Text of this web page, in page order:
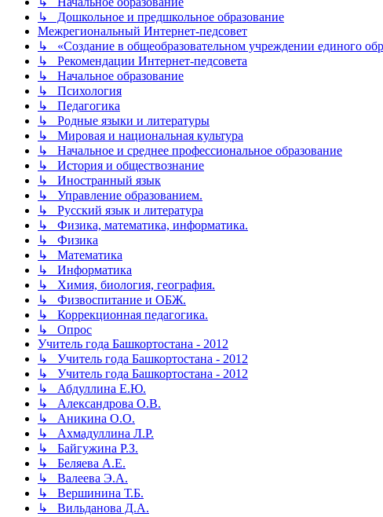
↳ Дошкольное и предшкольное образование
Межрегиональный Интернет-педсовет
↳ «Создание в общеобразовательном учреждении единого
↳ Рекомендации Интернет-педсовета
↳ Начальное образование
↳ Психология
↳ Педагогика
↳ Родные языки и литературы
↳ Мировая и национальная культура
↳ Начальное и среднее профессиональное образование
↳ История и обществознание
↳ Иностранный язык
↳ Управление образованием.
↳ Русский язык и литература
↳ Физика, математика, информатика.
↳ Физика
↳ Математика
↳ Информатика
↳ Химия, биология, география.
↳ Физвоспитание и ОБЖ.
↳ Коррекционная педагогика.
↳ Опрос
Учитель года Башкортостана - 2012
↳ Учитель года Башкортостана - 2012
↳ Учитель года Башкортостана - 2012
↳ Абдуллина Е.Ю.
↳ Александрова О.В.
↳ Аникина О.О.
↳ Ахмадуллина Л.Р.
↳ Байгужина Р.З.
↳ Беляева А.Е.
↳ Валеева Э.А.
↳ Вершинина Т.Б.
↳ Вильданова Д.А.